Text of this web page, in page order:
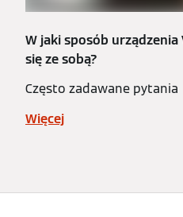
W jaki sposób
się ze sobą?
Często zadawane pytania
Więcej